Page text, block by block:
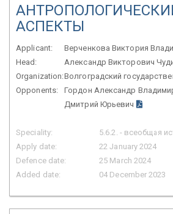
АСПЕКТЫ
Applicant:
Верченкова Виктория
Head:
Александр Викторович
Organization:Волгоградский
Opponents:
Гордон Александр
Дмитрий Юрьевич
Speciality:
5.6.2. - всеобщая
Apply date:
22 January 2024
Defence date:
25 March 2024
Added date:
04 December 2023